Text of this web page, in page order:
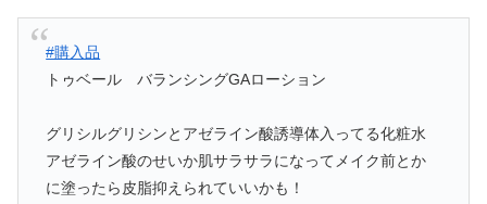
#購入品
トゥベール バランシングGAローション
グリシルグリシンとアゼライン酸誘導体入ってる化粧水
アゼライン酸のせいか肌サラサラになってメイク前とか
に塗ったら皮脂抑えられていいかも！